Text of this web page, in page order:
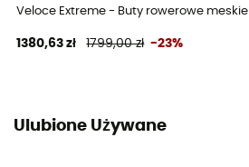
Veloce Extreme - Buty rowerowe meskie
1380,63 zł 1799,00 zł -23%
Ulubione Używane